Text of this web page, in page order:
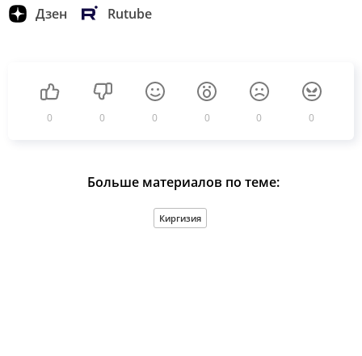
Дзен Rutube
0 0 0 0 0 0
Больше материалов по теме:
Киргизия